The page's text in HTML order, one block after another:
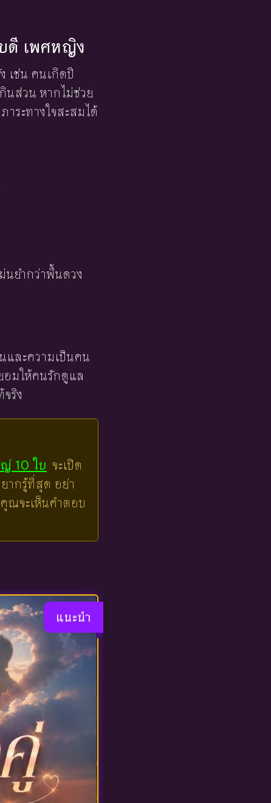
ดี เพศหญิง
เช่น คนเกิดปี
นส่วน หากไม่ช่วย
ระทางใจสะสมได้
นยำกว่าพื้นดวง
และความเป็นคน
อมให้คนรักดูแล
ริง
10 ใบ จะเปิด
ากรู้ที่สุด อย่า
ณจะเห็นคำตอบ
แนะนำ